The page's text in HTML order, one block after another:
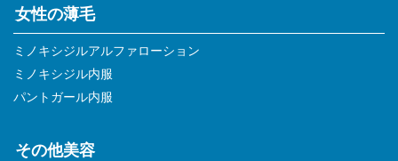
女性の薄毛
ミノキシジルアルファローション
ミノキシジル内服
パントガール内服
その他美容